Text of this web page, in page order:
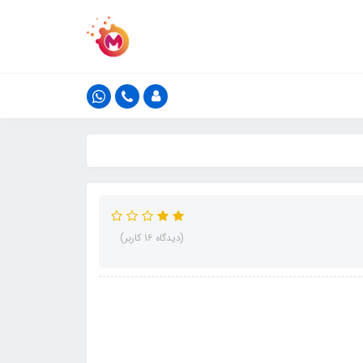
(دیدگاه 16 کاربر)